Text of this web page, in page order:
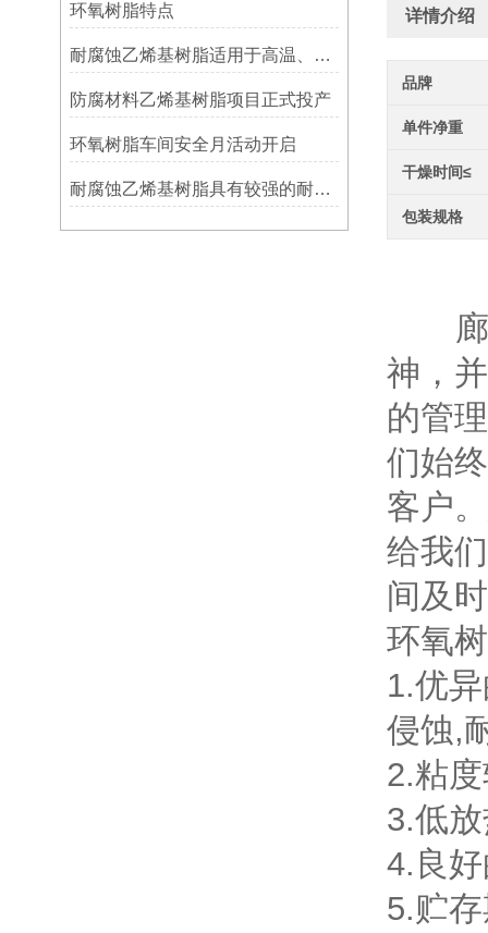
环氧树脂特点
耐腐蚀乙烯基树脂适用于高温、强腐蚀的环境
防腐材料乙烯基树脂项目正式投产
环氧树脂车间安全月活动开启
耐腐蚀乙烯基树脂具有较强的耐腐蚀性能
详情介绍
品牌
单件净重
干燥时间≤
包装规格
廊坊
神，
的管
们始
客户
给我
间及
环氧
1.优
侵蚀,
2.粘
3.低
4.良
5.贮